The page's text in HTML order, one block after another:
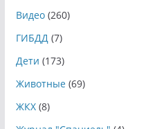
Видео(260)
ГИБДД(7)
Дети (173)
Животные(69)
ЖКХ(8)